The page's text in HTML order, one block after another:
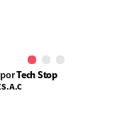
Tech Stop
S.A.C